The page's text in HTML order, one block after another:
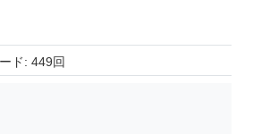
ド: 449回